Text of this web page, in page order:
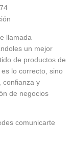
llamada
un mejor
de productos de
lo correcto, sino
confianza y
de negocios
comunicarte